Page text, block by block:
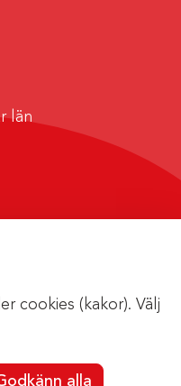
cookies (kakor). Välj
alla
län